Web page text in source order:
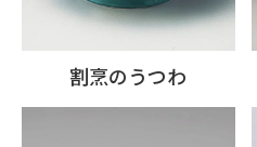
割烹のうつわ